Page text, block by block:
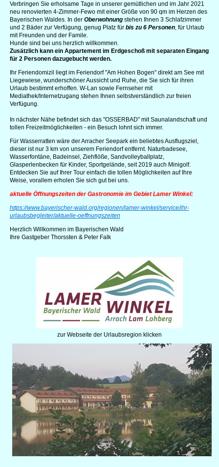
Verbringen Sie erholsame Tage in unserer gemütlichen und im Jahr 2021
neu renovierten 4-Zimmer-Fewo mit einer Größe von 90 qm im Herzen des
Bayerischen Waldes. In der Oberwohnungstehen Ihnen 3 Schlafzimmer
und 2 Bäder zur Verfügung, genug Platz für bis zu 6 Personen, für Urlaub
mit Freunden und der Famile.
Hunde sind bei uns herzlich willkommen.
Zusätzlich kann ein Appartement im Erdgeschoß mit separaten Eingang
für 2 Personen dazugebucht werden.
Ihr Feriendomizil liegt im Feriendorf "Am Hohen Bogen" direkt am See mit
Liegewiese, wunderschöner Aussicht und Ruhe, die Sie sich für ihren
Urlaub bestimmt erhoffen. W-Lan sowie Fernseher mit
Mediathek/Internetzugang stehen Ihnen selbstverständlich zur freien
Verfügung.
In nächster Nähe befindet sich das "OSSERBAD" mit Saunalandschaft und
tollen Freizeitmöglichkeiten - ein Besuch lohnt sich immer.
Für Wasserratten wäre der Arracher Seepark ein beliebtes Ausflugsziel,
dieser ist nur 3 km von unserem Feriendorf entfernt. Naturbadesee,
Wasserfontäne, Badeinsel, Ziehflöße, Sandvolleyballplatz,
Glasperlenbecken für Kinder, Sportgelände, seit 2019 auch Minigolf.
Entdecken Sie auf Ihrer Tour einfach die tollen Möglichkeiten auf Ihre
Weise, vorallem erholen Sie sich gut bei uns.
aktuelle Öffnungszeiten der Gastronomie im Gebiet Lamer Winkel:
https://www.bayerischer-wald.org/regionen/lamer-winkel/service/ihr-
urlaubsbegleiter/aktuelle-oeffnungszeiten
Herzlich Willkommen im Bayerischen Wald
Ihre Gastgeber Thorssten & Peter Falk
zur Webseite der Urlaubsregion klicken